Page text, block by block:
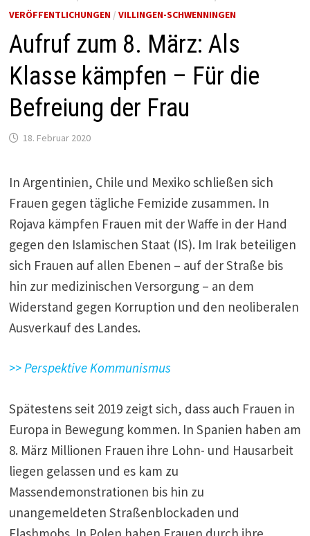
VERÖFFENTLICHUNGEN/ VILLINGEN-SCHWENNINGEN
Aufruf zum 8. März: Als
Klasse kämpfen – Für die
Befreiung der Frau
18. Februar 2020
In Argentinien, Chile und Mexiko schließen sich
Frauen gegen tägliche Femizide zusammen. In
Rojava kämpfen Frauen mit der Waffe in der Hand
gegen den Islamischen Staat (IS). Im Irak beteiligen
sich Frauen auf allen Ebenen – auf der Straße bis
hin zur medizinischen Versorgung – an dem
Widerstand gegen Korruption und den neoliberalen
Ausverkauf des Landes.
>> Perspektive Kommunismus
Spätestens seit 2019 zeigt sich, dass auch Frauen in
Europa in Bewegung kommen. In Spanien haben am
8. März Millionen Frauen ihre Lohn- und Hausarbeit
liegen gelassen und es kam zu
Massendemonstrationen bis hin zu
unangemeldeten Straßenblockaden und